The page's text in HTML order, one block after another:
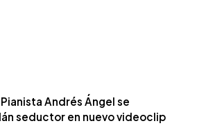
Andrés Ángel se
seductor en nuevo videoclip